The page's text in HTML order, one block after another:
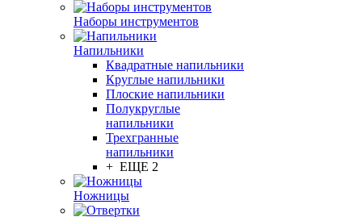
Наборы инструментов
Напильники
Квадратные напильники
Круглые напильники
Плоские напильники
Полукруглые
напильники
Трехгранные
напильники
+ ЕЩЕ 2
Ножницы